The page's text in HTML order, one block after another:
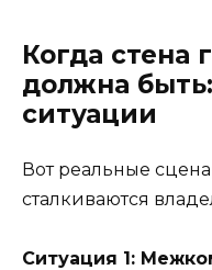
Когда стена
должна
ситуации
Вот реальные
сталкиваются
Ситуация 1: